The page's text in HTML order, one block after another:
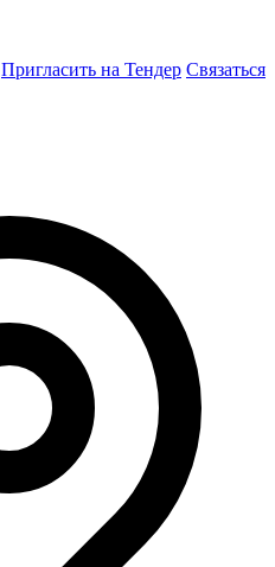
Пригласить на Тендер Связаться